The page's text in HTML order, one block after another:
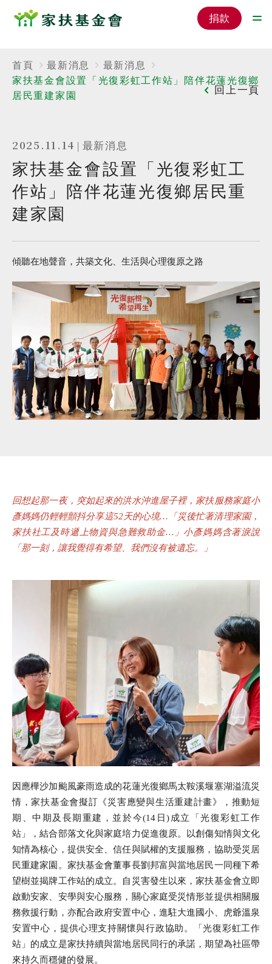
捐款
回上一頁
首頁 最新消息
最新消息
家扶基金會設置「光復彩虹工作站」陪伴花蓮光復鄉
居民重建家園
2025.11.14 | 最新消息
家扶基金會設置「光復彩虹工
作站」陪伴花蓮光復鄉居民重
建家園
傾聽在地聲音，共築文化、生活與心理復原之路
回想起那一夜，突如起來的洪水沖進屋子裡，家扶服務家庭小
彥媽媽仍輕輕顫抖分享這52天的心境…「災後忙著清理家園，
家扶社工及時遞上物資與急難救助金…」小彥媽媽含著淚說
「那一刻，讓我覺得有希望、我們沒有被遺忘。」
因應樺沙加颱風豪雨造成的花蓮光復鄉馬太鞍溪堰塞湖溢流災
情，家扶基金會擬訂《災害應變與生活重建計畫》，推動短
期、中期及長期重建，並於今(14日)成立「光復彩虹工作
站」，結合部落文化與家庭培力促進復原。以創傷知情與文化
知情為核心，提供安全、信任與賦權的支援服務，協助受災居
民重建家園。家扶基金會董事長劉邦富與當地居民一同種下希
望樹並揭牌工作站的成立。自災害發生以來，家扶基金會立即
啟動安家、安學與安心服務，關心家庭受災情形並提供相關服
務救援行動，亦配合政府安置中心，進駐大進國小、虎爺溫泉
安置中心，提供心理支持關懷與行政協助。「光復彩虹工作
站」的成立是家扶持續與當地居民同行的承諾，期望為社區帶
來持久而穩健的發展。